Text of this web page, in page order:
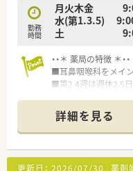
勤務
時間
月火木金 9:00
水(第1.3.5) 9:00
土 9:00～
・・＊ 薬局の特徴 ＊・・
■耳鼻咽喉科をメイ
■第2.4週は週休2.5日
■借り上げ社宅制度
おり安定経営の企業で
・・＊ 企業の特徴 ＊・・
■地域のかかりつけ
詳細を見る
更新日： 2026/07/30 薬剤